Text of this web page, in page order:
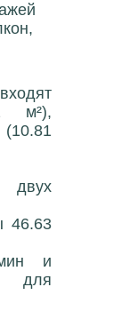
м²),
(10.81
46.63
и
для